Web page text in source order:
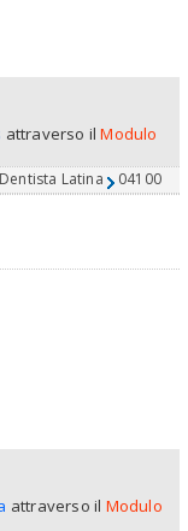
attraverso ilModulo
Latina 04100
attraverso il Modulo